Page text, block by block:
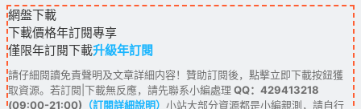
網盤下載
下載價格年訂閱專享
僅限年訂閱下載升級年訂閱
請仔細閱讀免責聲明及文章詳細内容！贊助訂閱後，點擊立即下載按鈕獲
取資源。若訂閱|下載無反應，請先聯系小編處理 QQ：429413218
(09:00-21:00) （訂閱詳細說明） 小站大部分資源都是小編親測，請自行